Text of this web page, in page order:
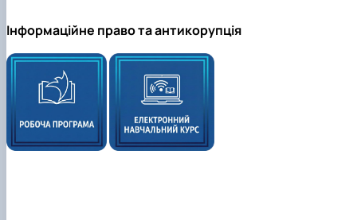
Інформаційне право та антикорупція